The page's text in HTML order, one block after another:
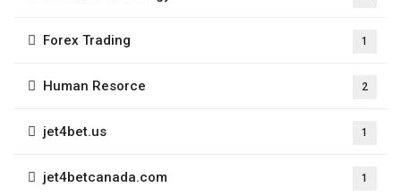
Forex Trading 1
Human Resorce 2
jet4bet.us 1
jet4betcanada.com 1